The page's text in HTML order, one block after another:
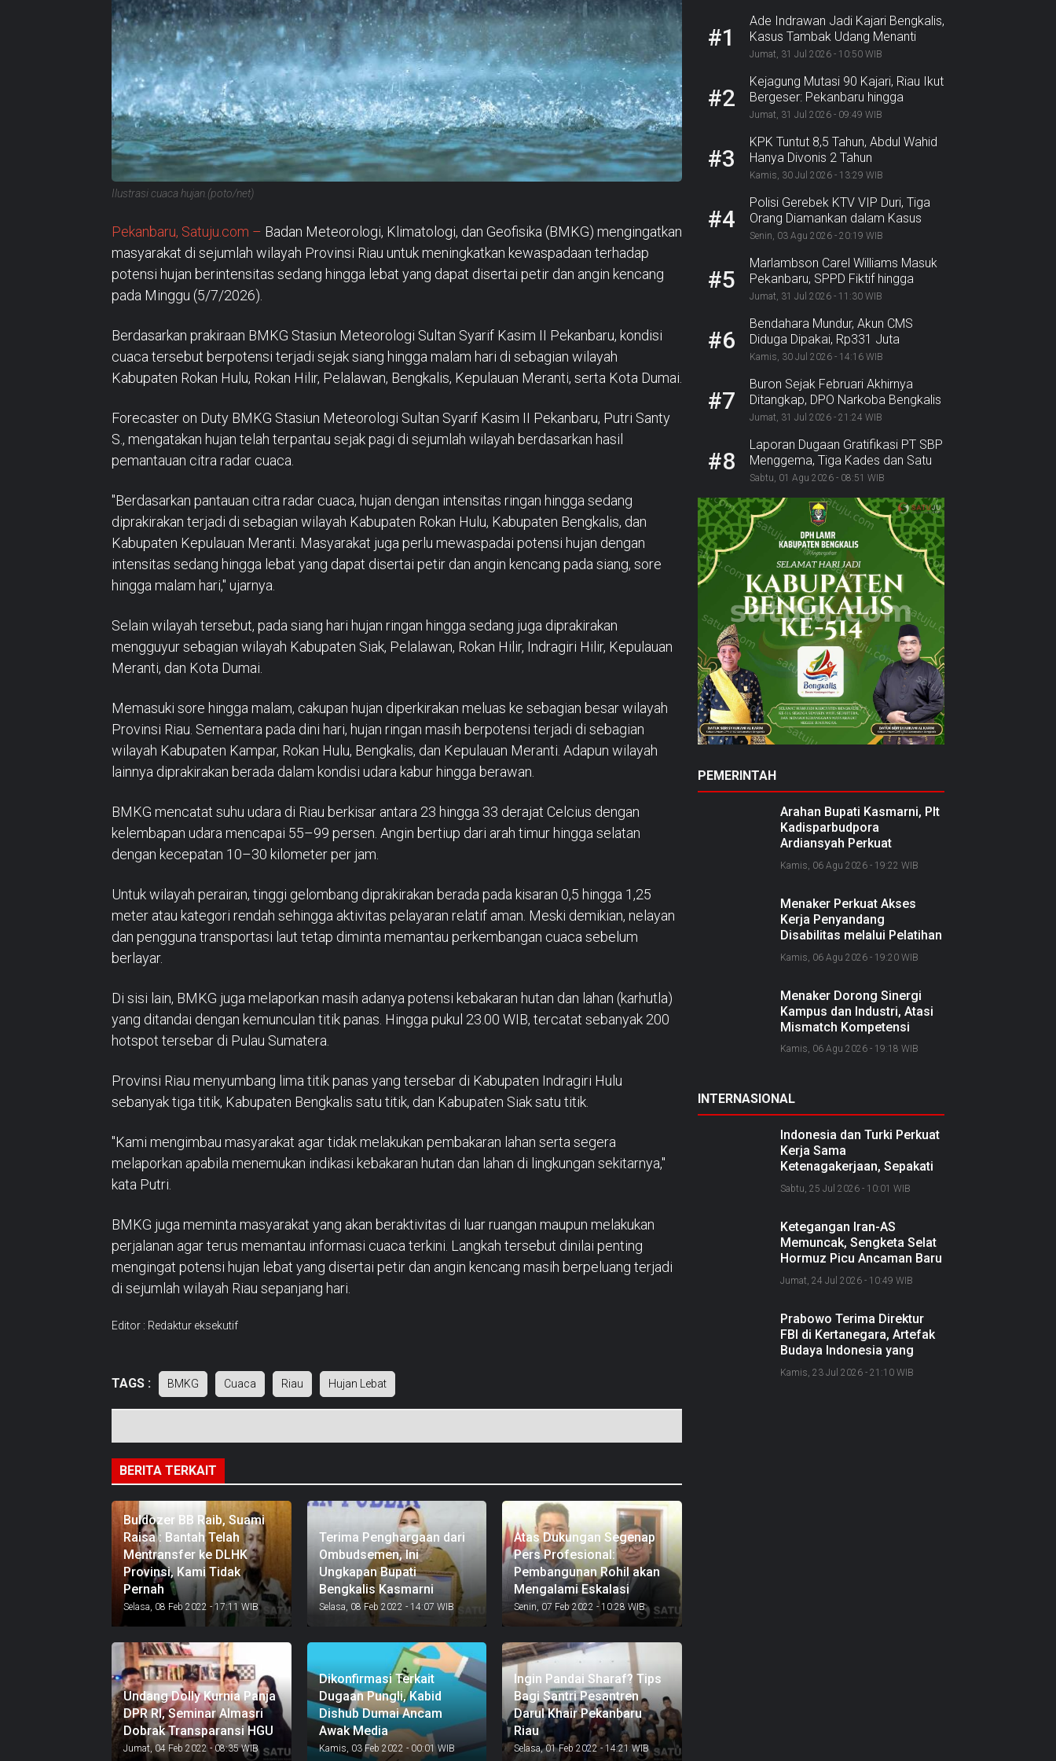
Ilustrasi cuaca hujan.(poto/net)
Pekanbaru, Satuju.com – Badan Meteorologi, Klimatologi, dan Geofisika (BMKG) mengingatkan
masyarakat di sejumlah wilayah Provinsi Riau untuk meningkatkan kewaspadaan terhadap
potensi hujan berintensitas sedang hingga lebat yang dapat disertai petir dan angin kencang
pada Minggu (5/7/2026).
Berdasarkan prakiraan BMKG Stasiun Meteorologi Sultan Syarif Kasim II Pekanbaru, kondisi
cuaca tersebut berpotensi terjadi sejak siang hingga malam hari di sebagian wilayah
Kabupaten Rokan Hulu, Rokan Hilir, Pelalawan, Bengkalis, Kepulauan Meranti, serta Kota Dumai.
Forecaster on Duty BMKG Stasiun Meteorologi Sultan Syarif Kasim II Pekanbaru, Putri Santy
S., mengatakan hujan telah terpantau sejak pagi di sejumlah wilayah berdasarkan hasil
pemantauan citra radar cuaca.
"Berdasarkan pantauan citra radar cuaca, hujan dengan intensitas ringan hingga sedang
diprakirakan terjadi di sebagian wilayah Kabupaten Rokan Hulu, Kabupaten Bengkalis, dan
Kabupaten Kepulauan Meranti. Masyarakat juga perlu mewaspadai potensi hujan dengan
intensitas sedang hingga lebat yang dapat disertai petir dan angin kencang pada siang, sore
hingga malam hari," ujarnya.
Selain wilayah tersebut, pada siang hari hujan ringan hingga sedang juga diprakirakan
mengguyur sebagian wilayah Kabupaten Siak, Pelalawan, Rokan Hilir, Indragiri Hilir, Kepulauan
Meranti, dan Kota Dumai.
Memasuki sore hingga malam, cakupan hujan diperkirakan meluas ke sebagian besar wilayah
Provinsi Riau. Sementara pada dini hari, hujan ringan masih berpotensi terjadi di sebagian
wilayah Kabupaten Kampar, Rokan Hulu, Bengkalis, dan Kepulauan Meranti. Adapun wilayah
lainnya diprakirakan berada dalam kondisi udara kabur hingga berawan.
BMKG mencatat suhu udara di Riau berkisar antara 23 hingga 33 derajat Celcius dengan
kelembapan udara mencapai 55–99 persen. Angin bertiup dari arah timur hingga selatan
dengan kecepatan 10–30 kilometer per jam.
Untuk wilayah perairan, tinggi gelombang diprakirakan berada pada kisaran 0,5 hingga 1,25
meter atau kategori rendah sehingga aktivitas pelayaran relatif aman. Meski demikian, nelayan
dan pengguna transportasi laut tetap diminta memantau perkembangan cuaca sebelum
berlayar.
Di sisi lain, BMKG juga melaporkan masih adanya potensi kebakaran hutan dan lahan (karhutla)
yang ditandai dengan kemunculan titik panas. Hingga pukul 23.00 WIB, tercatat sebanyak 200
hotspot tersebar di Pulau Sumatera.
Provinsi Riau menyumbang lima titik panas yang tersebar di Kabupaten Indragiri Hulu
sebanyak tiga titik, Kabupaten Bengkalis satu titik, dan Kabupaten Siak satu titik.
"Kami mengimbau masyarakat agar tidak melakukan pembakaran lahan serta segera
melaporkan apabila menemukan indikasi kebakaran hutan dan lahan di lingkungan sekitarnya,"
kata Putri.
BMKG juga meminta masyarakat yang akan beraktivitas di luar ruangan maupun melakukan
perjalanan agar terus memantau informasi cuaca terkini. Langkah tersebut dinilai penting
mengingat potensi hujan lebat yang disertai petir dan angin kencang masih berpeluang terjadi
di sejumlah wilayah Riau sepanjang hari.
Editor : Redaktur eksekutif
TAGS : BMKG Cuaca Riau Hujan Lebat
BERITA TERKAIT
Buldozer BB Raib, Suami
Raisa : Bantah Telah
Mentransfer ke DLHK
Provinsi, Kami Tidak
Pernah
Selasa, 08 Feb 2022 - 17:11 WIB
Terima Penghargaan dari
Ombudsemen, Ini
Ungkapan Bupati
Bengkalis Kasmarni
Selasa, 08 Feb 2022 - 14:07 WIB
Atas Dukungan Segenap
Pers Profesional:
Pembangunan Rohil akan
Mengalami Eskalasi
Senin, 07 Feb 2022 - 10:28 WIB
Undang Dolly Kurnia Panja
DPR RI, Seminar Almasri
Dobrak Transparansi HGU
Jumat, 04 Feb 2022 - 08:35 WIB
Dikonfirmasi Terkait
Dugaan Pungli, Kabid
Dishub Dumai Ancam
Awak Media
Kamis, 03 Feb 2022 - 00:01 WIB
Ingin Pandai Sharaf? Tips
Bagi Santri Pesantren
Darul Khair Pekanbaru
Riau
Selasa, 01 Feb 2022 - 14:21 WIB
#1
Ade Indrawan Jadi Kajari Bengkalis,
Kasus Tambak Udang Menanti
Jumat, 31 Jul 2026 - 10:50 WIB
#2
Kejagung Mutasi 90 Kajari, Riau Ikut
Bergeser: Pekanbaru hingga
Bengkalis
Jumat, 31 Jul 2026 - 09:49 WIB
#3
KPK Tuntut 8,5 Tahun, Abdul Wahid
Hanya Divonis 2 Tahun
Kamis, 30 Jul 2026 - 13:29 WIB
#4
Polisi Gerebek KTV VIP Duri, Tiga
Orang Diamankan dalam Kasus
Dugaan Ekstasi
Senin, 03 Agu 2026 - 20:19 WIB
#5
Marlambson Carel Williams Masuk
Pekanbaru, SPPD Fiktif hingga
Sosper Menanti
Jumat, 31 Jul 2026 - 11:30 WIB
#6
Bendahara Mundur, Akun CMS
Diduga Dipakai, Rp331 Juta
Disorot: SPKN Desak KPK dan
Kamis, 30 Jul 2026 - 14:16 WIB
#7
Buron Sejak Februari Akhirnya
Ditangkap, DPO Narkoba Bengkalis
Diciduk Bersama 2 Rekannya
Jumat, 31 Jul 2026 - 21:24 WIB
#8
Laporan Dugaan Gratifikasi PT SBP
Menggema, Tiga Kades dan Satu
Lurah Inhu Diseret ke Kejaksaan
Sabtu, 01 Agu 2026 - 08:51 WIB
PEMERINTAH
Arahan Bupati Kasmarni, Plt
Kadisparbudpora
Ardiansyah Perkuat
Kolaborasi Nasional
Sukseskan Ekraforia 2026
sebagai Kabupaten Kreatif
Kamis, 06 Agu 2026 - 19:22 WIB
Menaker Perkuat Akses
Kerja Penyandang
Disabilitas melalui Pelatihan
dan Kemitraan Industri
Kamis, 06 Agu 2026 - 19:20 WIB
Menaker Dorong Sinergi
Kampus dan Industri, Atasi
Mismatch Kompetensi
Lulusan dengan Dunia Kerja
Kamis, 06 Agu 2026 - 19:18 WIB
INTERNASIONAL
Indonesia dan Turki Perkuat
Kerja Sama
Ketenagakerjaan, Sepakati
Joint Action Plan 2026–
2027
Sabtu, 25 Jul 2026 - 10:01 WIB
Ketegangan Iran-AS
Memuncak, Sengketa Selat
Hormuz Picu Ancaman Baru
soal Jalur Minyak Dunia
Jumat, 24 Jul 2026 - 10:49 WIB
Prabowo Terima Direktur
FBI di Kertanegara, Artefak
Budaya Indonesia yang
Diselundupkan Dipulangkan
Kamis, 23 Jul 2026 - 21:10 WIB